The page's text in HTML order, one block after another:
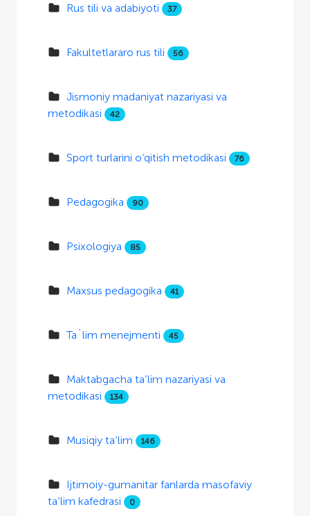
Rus tili va adabiyoti 37
Fakultetlararo rus tili 56
Jismoniy madaniyat nazariyasi va
metodikasi
42
Sport turlarini o‘qitish metodikasi 76
Pedagogika 90
Psixologiya 85
Maxsus pedagogika 41
Ta`lim menejmenti 45
Maktabgacha ta’lim nazariyasi va
metodikasi
134
Musiqiy ta’lim 146
Ijtimoiy-gumanitar fanlarda masofaviy
ta’lim kafedrasi
0